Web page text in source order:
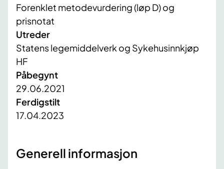
Forenklet metodevurdering (løp D) og
prisnotat
Utreder
Statens legemiddelverk og Sykehusinnkjøp
HF
Påbegynt
29.06.2021
Ferdigstilt
17.04.2023
Generell informasjon